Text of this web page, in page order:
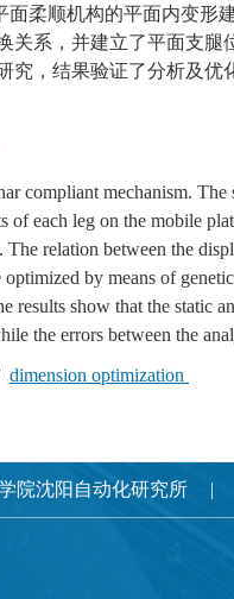
面柔顺机构的平面内变形
系，并建立了平面支
，结果验证了分析及
compliant mechanism.
each leg on the mobile
relation between the
by means of
results show that the static
the errors between the
dimension optimization
院沈阳自动化研究所